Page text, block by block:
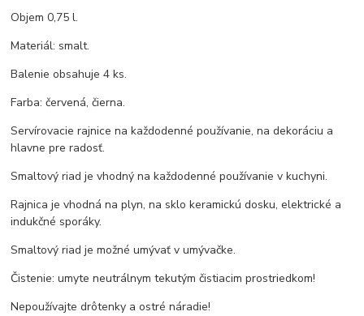
Objem 0,75 l.
Materiál: smalt.
Balenie obsahuje 4 ks.
Farba: červená, čierna.
Servírovacie rajnice na každodenné používanie, na dekoráciu a
hlavne pre radosť.
Smaltový riad je vhodný na každodenné používanie v kuchyni.
Rajnica je vhodná na plyn, na sklo keramickú dosku, elektrické a
indukčné sporáky.
Smaltový riad je možné umývať v umývačke.
Čistenie: umyte neutrálnym tekutým čistiacim prostriedkom!
Nepoužívajte drôtenky a ostré náradie!